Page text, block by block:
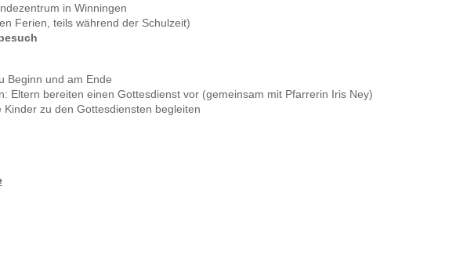
in Winningen
Ferien, teils während der Schulzeit)
Beginn und am Ende
Eltern bereiten einen Gottesdienst vor (gemeinsam mit Pfarrerin Iris Ney)
zu den Gottesdiensten begleiten